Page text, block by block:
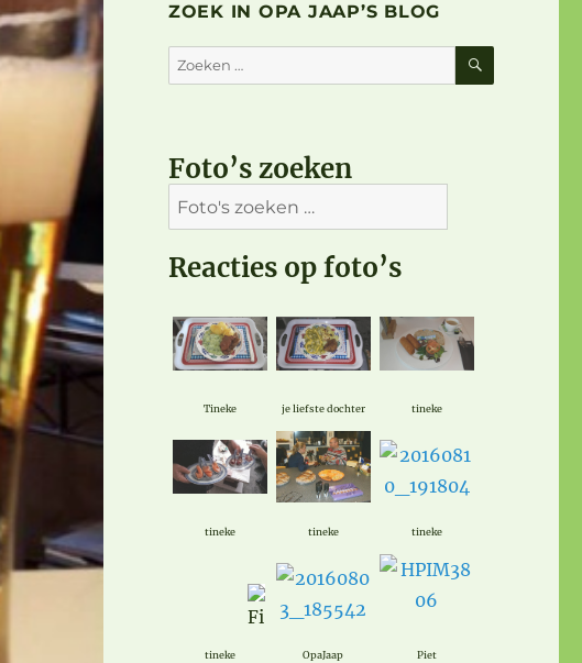
ZOEK IN OPA JAAP’S BLOG
Zoeken
naar:
ZOEKEN
Foto’s zoeken
Reacties op foto’s
Tineke je liefste dochter tineke
tineke tineke tineke
tineke OpaJaap Piet